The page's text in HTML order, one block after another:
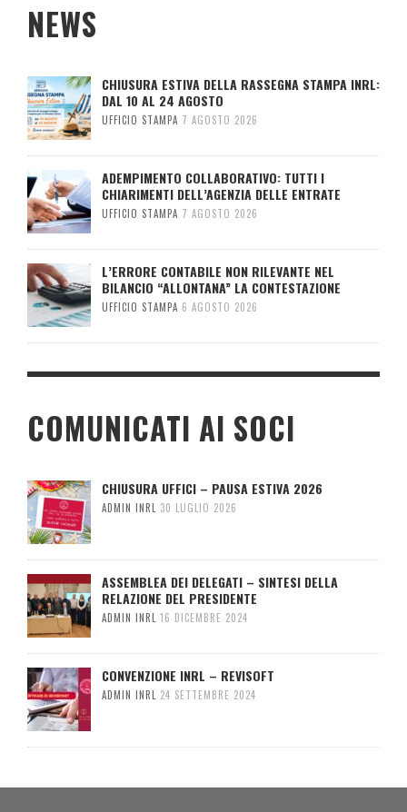
NEWS
CHIUSURA ESTIVA DELLA RASSEGNA STAMPA INRL:
DAL 10 AL 24 AGOSTO
UFFICIO STAMPA 7 AGOSTO 2026
ADEMPIMENTO COLLABORATIVO: TUTTI I
CHIARIMENTI DELL’AGENZIA DELLE ENTRATE
UFFICIO STAMPA 7 AGOSTO 2026
L’ERRORE CONTABILE NON RILEVANTE NEL
BILANCIO “ALLONTANA” LA CONTESTAZIONE
UFFICIO STAMPA 6 AGOSTO 2026
COMUNICATI AI SOCI
CHIUSURA UFFICI – PAUSA ESTIVA 2026
ADMIN INRL 30 LUGLIO 2026
ASSEMBLEA DEI DELEGATI – SINTESI DELLA
RELAZIONE DEL PRESIDENTE
ADMIN INRL 16 DICEMBRE 2024
CONVENZIONE INRL – REVISOFT
ADMIN INRL 24 SETTEMBRE 2024